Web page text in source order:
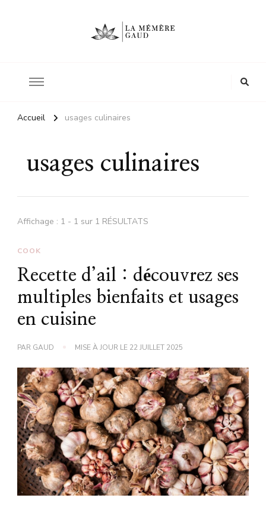
Accueil usages culinaires
usages culinaires
Affichage : 1 - 1 sur 1 RÉSULTATS
COOK
Recette d’ail : découvrez ses
multiples bienfaits et usages
en cuisine
PAR GAUD MISE À JOUR LE 22 JUILLET 2025